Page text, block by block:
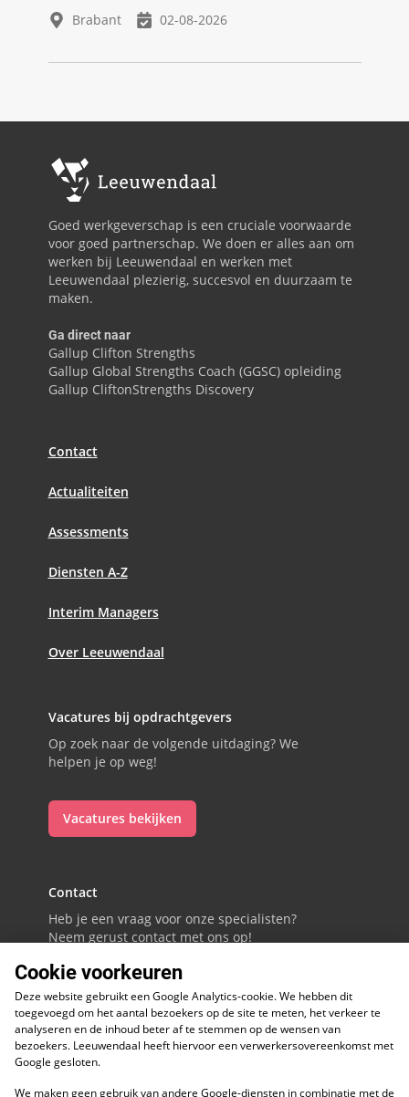
Brabant 02-08-2026
Goed werkgeverschap is een cruciale voorwaarde
voor goed partnerschap. We doen er alles aan om
werken bij Leeuwendaal en werken met
Leeuwendaal plezierig, succesvol en duurzaam te
maken.
Ga direct naar
Gallup Clifton Strengths
Gallup Global Strengths Coach (GGSC) opleiding
Gallup CliftonStrengths Discovery
Contact
Actualiteiten
Assessments
Diensten A-Z
Interim Managers
Over Leeuwendaal
Contact
Heb je een vraag voor onze specialisten?
Neem gerust contact met ons op!
088 - 0086800
Volg ons op LinkedIn
Vacatures bij opdrachtgevers
Op zoek naar de volgende uitdaging? We
helpen je op weg!
Vacatures bekijken
Cookie voorkeuren
Deze website gebruikt een Google Analytics-cookie. We hebben dit
toegevoegd om het aantal bezoekers op de site te meten, het verkeer te
analyseren en de inhoud beter af te stemmen op de wensen van
bezoekers. Leeuwendaal heeft hiervoor een verwerkersovereenkomst met
Google gesloten.
We maken geen gebruik van andere Google-diensten in combinatie met de